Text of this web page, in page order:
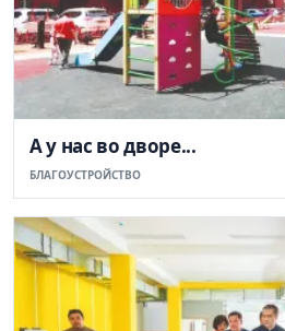
А у нас во дворе...
БЛАГОУСТРОЙСТВО